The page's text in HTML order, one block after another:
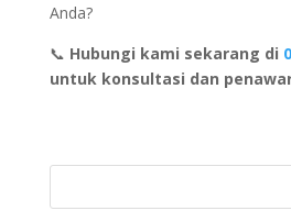
Anda?
📞 Hubungi kami sekarang di
untuk konsultasi dan